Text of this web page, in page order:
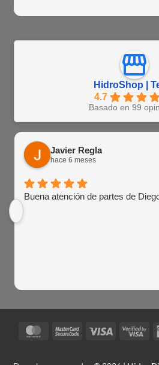
HidroShop |
4.7
Basado en 99
Javier Regla
hace 6 meses
Buena atención de partes de
MasterCardMasterCardVisa